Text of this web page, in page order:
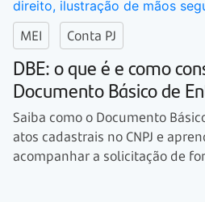
MEI Conta PJ
DBE: o que é e como
Documento Básico de
Saiba como o Documento
atos cadastrais no CNPJ e
acompanhar a solicitação de